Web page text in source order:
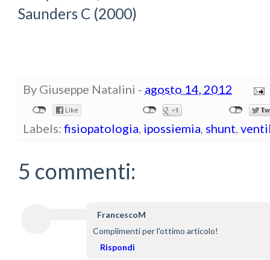
Saunders C (2000)
By Giuseppe Natalini - agosto 14, 2012
Labels: fisiopatologia, ipossiemia, shunt,
5 commenti:
FrancescoM
Complimenti per l'ottimo articolo!
Rispondi